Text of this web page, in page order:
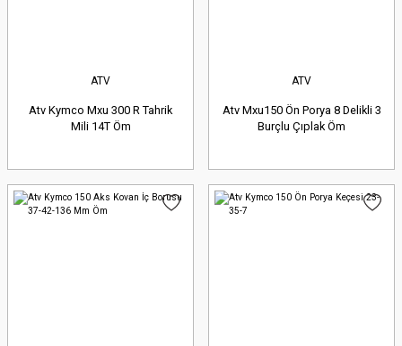
ATV
Atv Kymco Mxu 300 R Tahrik
Mili 14T Öm
ATV
Atv Mxu150 Ön Porya 8 Delikli 3
Burçlu Çıplak Öm